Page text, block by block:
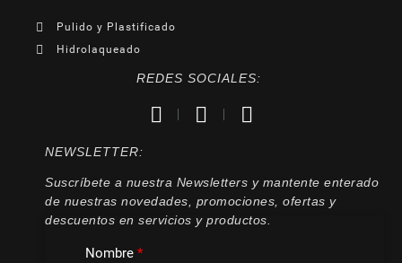
Pulido y Plastificado
Hidrolaqueado
REDES SOCIALES:
NEWSLETTER:
Suscríbete a nuestra Newsletters y mantente enterado
de nuestras novedades, promociones, ofertas y
descuentos en servicios y productos.
Nombre *